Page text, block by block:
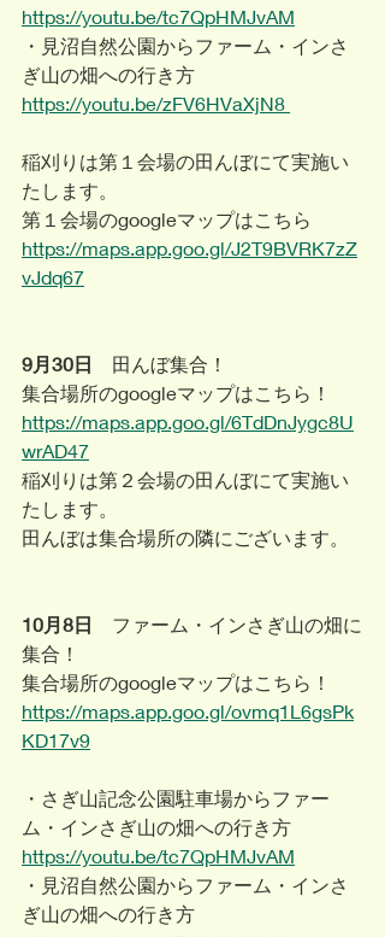
https://youtu.be/tc7QpHMJvAM
・見沼自然公園からファーム・インさ
ぎ山の畑への行き方
https://youtu.be/zFV6HVaXjN8
稲刈りは第１会場の田んぼにて実施い
たします。
第１会場のgoogleマップはこちら
https://maps.app.goo.gl/J2T9BVRK7zZ
vJdq67
9月30日
田んぼ集合！
集合場所のgoogleマップはこちら！
https://maps.app.goo.gl/6TdDnJygc8U
wrAD47
稲刈りは第２会場の田んぼにて実施い
たします。
田んぼは集合場所の隣にございます。
10月8日
ファーム・インさぎ山の畑に
集合！
集合場所のgoogleマップはこちら！
https://maps.app.goo.gl/ovmq1L6gsPk
KD17v9
・さぎ山記念公園駐車場からファー
ム・インさぎ山の畑への行き方
https://youtu.be/tc7QpHMJvAM
・見沼自然公園からファーム・インさ
ぎ山の畑への行き方